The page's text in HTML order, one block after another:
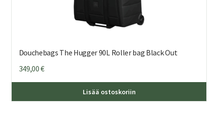
Douchebags The Hugger 90L Roller bag Black Out
349,00€
Lisää ostoskoriin